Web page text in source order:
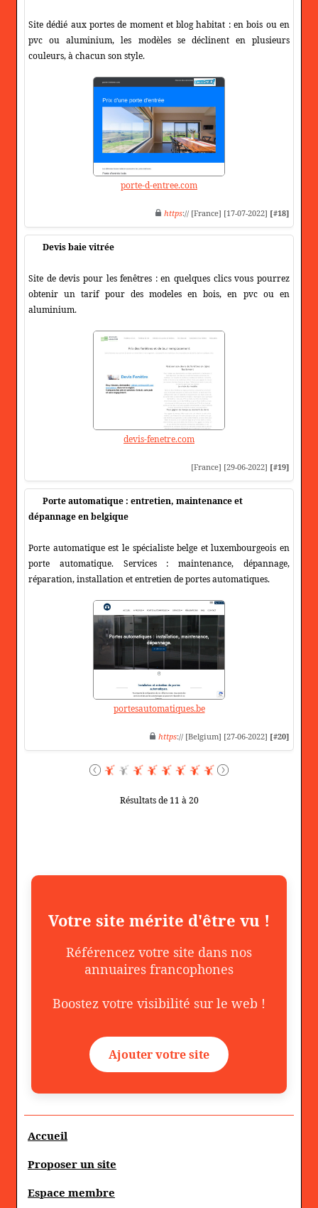
Site dédié aux portes de moment et blog habitat : en bois ou en
pvc ou aluminium, les modèles se déclinent en plusieurs
couleurs, à chacun son style.
porte-d-entree.com
https:// [France] [17-07-2022] [#18]
Devis baie vitrée
Site de devis pour les fenêtres : en quelques clics vous pourrez
obtenir un tarif pour des modeles en bois, en pvc ou en
aluminium.
devis-fenetre.com
[France] [29-06-2022] [#19]
Porte automatique : entretien, maintenance et
dépannage en belgique
Porte automatique est le spécialiste belge et luxembourgeois en
porte automatique. Services : maintenance, dépannage,
réparation, installation et entretien de portes automatiques.
portesautomatiques.be
https:// [Belgium] [27-06-2022] [#20]
Résultats de 11 à 20
Votre site mérite d'être vu !
Référencez votre site dans nos
annuaires francophones
Boostez votre visibilité sur le web !
Ajouter votre site
Accueil
Proposer un site
Espace membre